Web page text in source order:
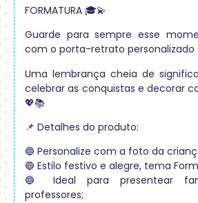
FORMATURA 🎓💫
Guarde para sempre esse
com o porta-retrato
Uma lembrança cheia de
celebrar as conquistas e decorar
💖📚
📌 Detalhes do produto:
🔵 Personalize com a foto da
🔵 Estilo festivo e alegre, tema
🔵 Ideal para presentear
professores;